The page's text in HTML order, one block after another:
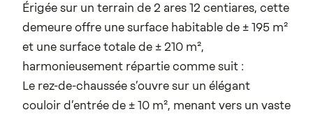
Érigée sur un terrain de 2 ares 12 centiares, cette
demeure offre une surface habitable de ± 195 m²
et une surface totale de ± 210 m²,
harmonieusement répartie comme suit :
Le rez-de-chaussée s’ouvre sur un élégant
couloir d’entrée de ± 10 m², menant vers un vaste